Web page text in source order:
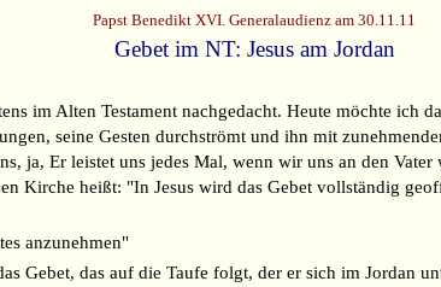
Papst Benedikt XVI. Generalaudienz am 30.11.11
Gebet im NT: Jesus am Jordan
im Alten Testament nachgedacht. Heute möchte ich
seine Gesten durchströmt und ihn mit
ja, Er leistet uns jedes Mal, wenn wir uns an den
Kirche heißt: "In Jesus wird das Gebet vollständig
anzunehmen"
Gebet, das auf die Taufe folgt, der er sich im Jordan